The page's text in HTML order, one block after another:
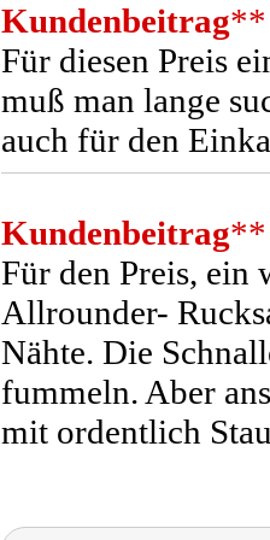
Kundenbeitrag**
Für diesen Preis
muß man lange
auch für den
Kundenbeitrag**
Für den Preis,
Allrounder-
Nähte. Die
fummeln. Aber
mit ordentlich